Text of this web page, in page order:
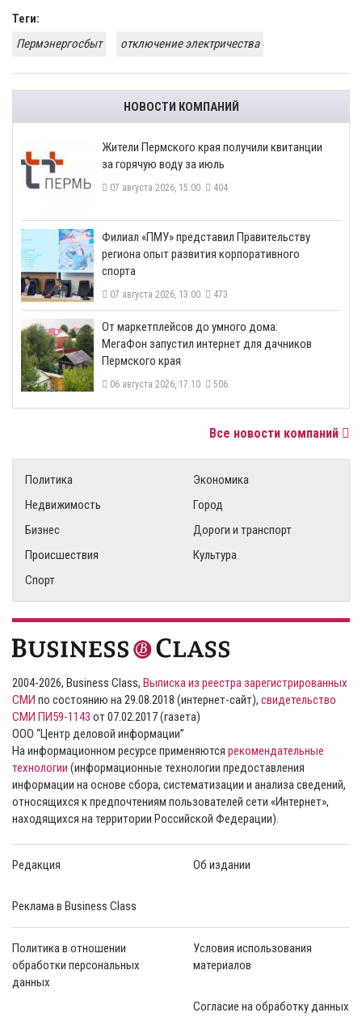
Теги:
Пермэнергосбыт
отключение электричества
НОВОСТИ КОМПАНИЙ
​Жители Пермского края получили квитанции
за горячую воду за июль
07 августа 2026, 15:00 404
​Филиал «ПМУ» представил Правительству
региона опыт развития корпоративного
спорта
07 августа 2026, 13:00 473
От маркетплейсов до умного дома:
МегаФон запустил интернет для дачников
Пермского края
06 августа 2026, 17:10 506
Все новости компаний
Политика
Экономика
Недвижимость
Город
Бизнес
Дороги и транспорт
Происшествия
Культура
Спорт
2004-2026, Business Class, Выписка из реестра зарегистрированных
СМИ по состоянию на 29.08.2018 (интернет-сайт), свидетельство
СМИ ПИ59-1143 от 07.02.2017 (газета)
ООО “Центр деловой информации”
На информационном ресурсе применяются рекомендательные
технологии (информационные технологии предоставления
информации на основе сбора, систематизации и анализа сведений,
относящихся к предпочтениям пользователей сети «Интернет»,
находящихся на территории Российской Федерации).
Редакция Об издании
Реклама в Business Class
Политика в отношении
обработки персональных
данных
Условия использования
материалов
Согласие на обработку данных